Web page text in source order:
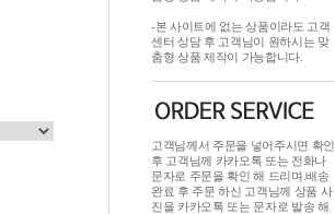
-본 사이트에 없는 상품이라도 고객
센터 상담 후 고객님이 원하시는 맞
춤형 상품 제작이 가능합니다.
고객님께서 주문을 넣어주시면 확인
후 고객님께 카카오톡 또는 전화나
문자로 주문을 확인 해 드리며.배송
완료 후 주문 하신 고객님께 상품 사
진을 카카오톡 또는 문자로 발송 해